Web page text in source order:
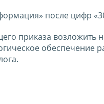
после цифр
приказа возложить
обеспечение